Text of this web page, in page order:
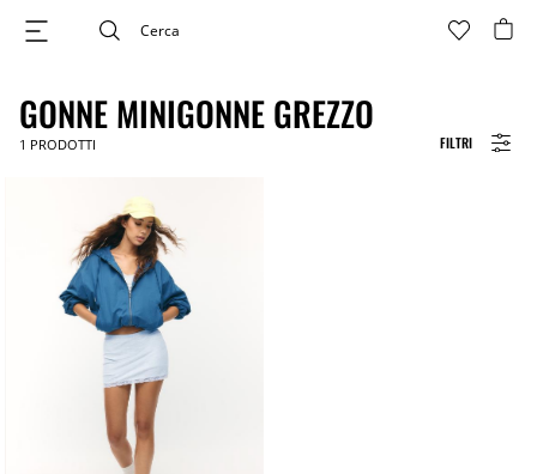
FILTRI
GONNE MINIGONNE GREZZO
1 PRODOTTI